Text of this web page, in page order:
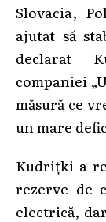
Slovacia,
ajutat să
declarat
companiei
măsură ce
un mare
Kudrițki a
rezerve de
electrică,